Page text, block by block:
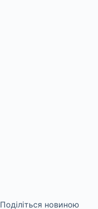
Поділіться новиною